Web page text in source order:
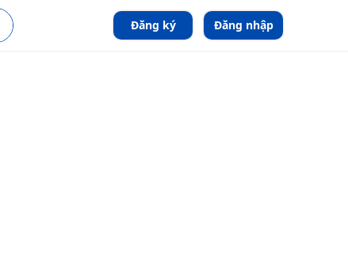
Đăng ký Đăng nhập